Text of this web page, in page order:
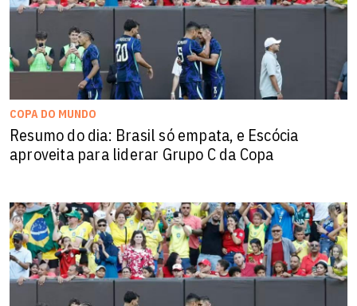
COPA DO MUNDO
Resumo do dia: Brasil só empata, e Escócia
aproveita para liderar Grupo C da Copa